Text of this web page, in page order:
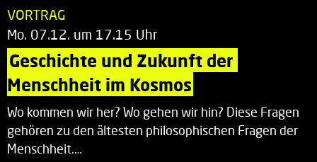
VORTRAG
Mo. 07.12. um 17.15 Uhr
Geschichte und Zukunft der
Menschheit im Kosmos
Wo kommen wir her? Wo gehen wir hin? Diese Fragen
gehören zu den ältesten philosophischen Fragen der
Menschheit.…